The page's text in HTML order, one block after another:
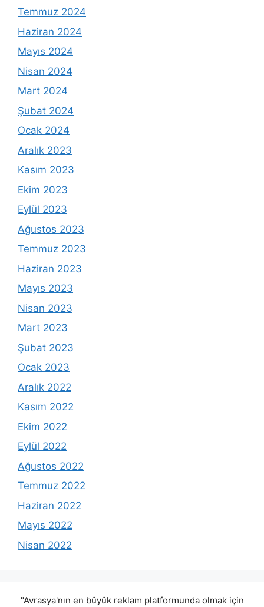
Temmuz 2024
Haziran 2024
Mayıs 2024
Nisan 2024
Mart 2024
Şubat 2024
Ocak 2024
Aralık 2023
Kasım 2023
Ekim 2023
Eylül 2023
Ağustos 2023
Temmuz 2023
Haziran 2023
Mayıs 2023
Nisan 2023
Mart 2023
Şubat 2023
Ocak 2023
Aralık 2022
Kasım 2022
Ekim 2022
Eylül 2022
Ağustos 2022
Temmuz 2022
Haziran 2022
Mayıs 2022
Nisan 2022
"Avrasya'nın en büyük reklam platformunda olmak için